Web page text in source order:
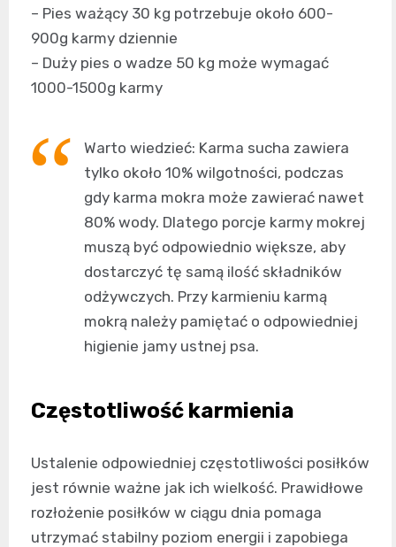
– Pies ważący 30 kg potrzebuje około 600-
900g karmy dziennie
– Duży pies o wadze 50 kg może wymagać
1000-1500g karmy
Warto wiedzieć: Karma sucha zawiera
tylko około 10% wilgotności, podczas
gdy karma mokra może zawierać nawet
80% wody. Dlatego porcje karmy mokrej
muszą być odpowiednio większe, aby
dostarczyć tę samą ilość składników
odżywczych. Przy karmieniu karmą
mokrą należy pamiętać o odpowiedniej
higienie jamy ustnej psa.
Częstotliwość karmienia
Ustalenie odpowiedniej częstotliwości posiłków
jest równie ważne jak ich wielkość. Prawidłowe
rozłożenie posiłków w ciągu dnia pomaga
utrzymać stabilny poziom energii i zapobiega